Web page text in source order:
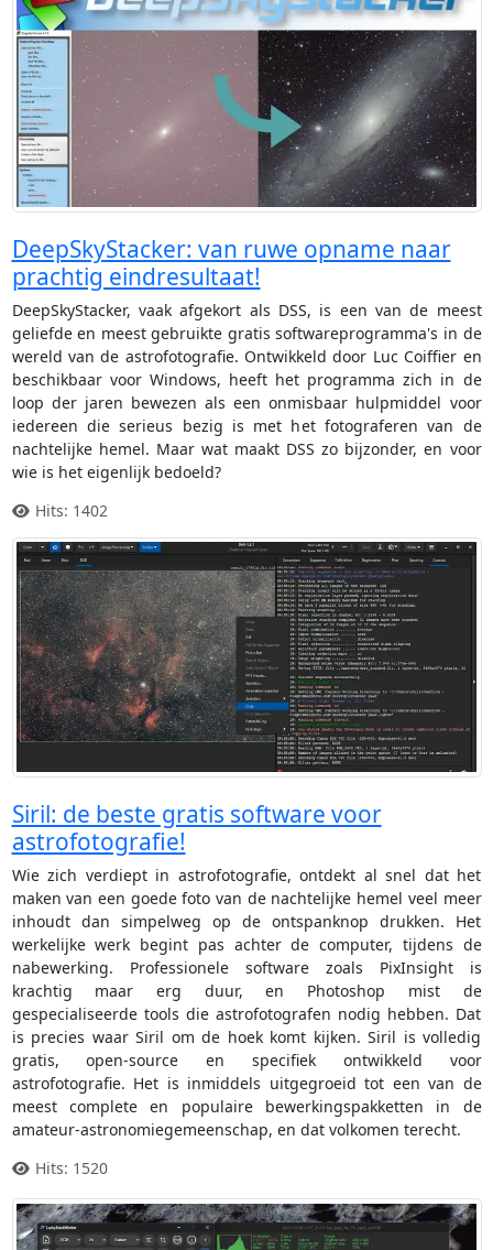
DeepSkyStacker: van ruwe opname naar
prachtig eindresultaat!
DeepSkyStacker, vaak afgekort als DSS, is een van de meest
geliefde en meest gebruikte gratis softwareprogramma's in de
wereld van de astrofotografie. Ontwikkeld door Luc Coiffier en
beschikbaar voor Windows, heeft het programma zich in de
loop der jaren bewezen als een onmisbaar hulpmiddel voor
iedereen die serieus bezig is met het fotograferen van de
nachtelijke hemel. Maar wat maakt DSS zo bijzonder, en voor
wie is het eigenlijk bedoeld?
Hits: 1402
Siril: de beste gratis software voor
astrofotografie!
Wie zich verdiept in astrofotografie, ontdekt al snel dat het
maken van een goede foto van de nachtelijke hemel veel meer
inhoudt dan simpelweg op de ontspanknop drukken. Het
werkelijke werk begint pas achter de computer, tijdens de
nabewerking. Professionele software zoals PixInsight is
krachtig maar erg duur, en Photoshop mist de
gespecialiseerde tools die astrofotografen nodig hebben. Dat
is precies waar Siril om de hoek komt kijken. Siril is volledig
gratis, open-source en specifiek ontwikkeld voor
astrofotografie. Het is inmiddels uitgegroeid tot een van de
meest complete en populaire bewerkingspakketten in de
amateur-astronomiegemeenschap, en dat volkomen terecht.
Hits: 1520